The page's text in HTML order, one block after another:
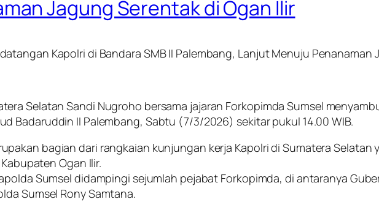
Jagung Serentak di Ogan Ilir
Kapolri di Bandara SMB II Palembang, Lanjut Menuju Penanaman
Selatan Sandi Nugroho bersama jajaran Forkopimda Sumsel
Badaruddin II Palembang, Sabtu (7/3/2026) sekitar pukul 14.00 WIB.
bagian dari rangkaian kunjungan kerja Kapolri di Sumatera
Ogan Ilir.
Sumsel didampingi sejumlah pejabat Forkopimda, di antaranya
Sumsel Rony Samtana.